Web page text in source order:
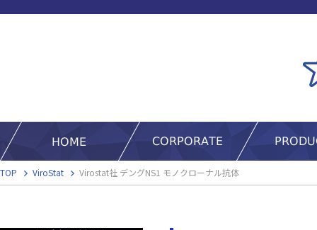
TOP ViroStat Virostat社 デングNS1 モノクローナル抗体